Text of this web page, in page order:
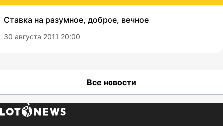
Ставка на разумное, доброе, вечное
30 августа 2011 20:00
Все новости